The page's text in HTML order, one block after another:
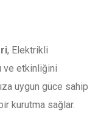
, Elektrikli
ve etkinliğini
uygun güce sahip
kurutma sağlar.